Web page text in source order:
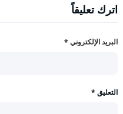
اترك تعليقاً
البريد الإلكتروني *
التعليق *